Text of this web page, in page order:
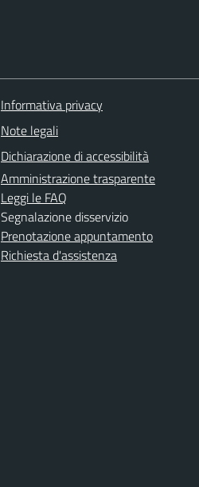
Informativa privacy
Note legali
Dichiarazione di accessibilità
Amministrazione trasparente
Leggi le FAQ
Segnalazione disservizio
Prenotazione appuntamento
Richiesta d'assistenza